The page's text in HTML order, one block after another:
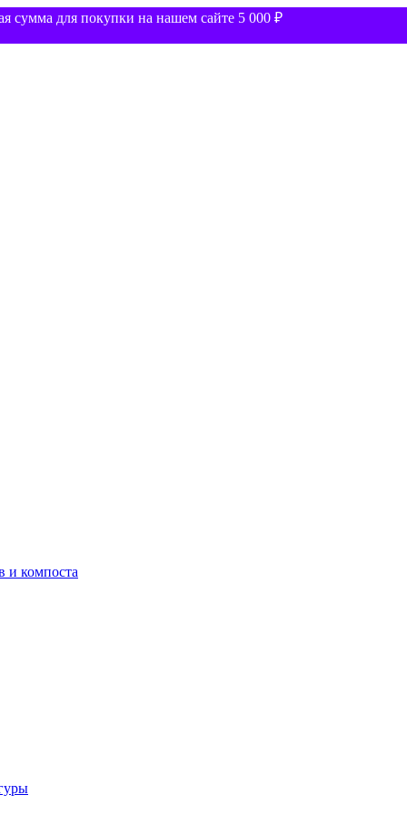
сумма для покупки на нашем сайте 5 000 ₽
и компоста